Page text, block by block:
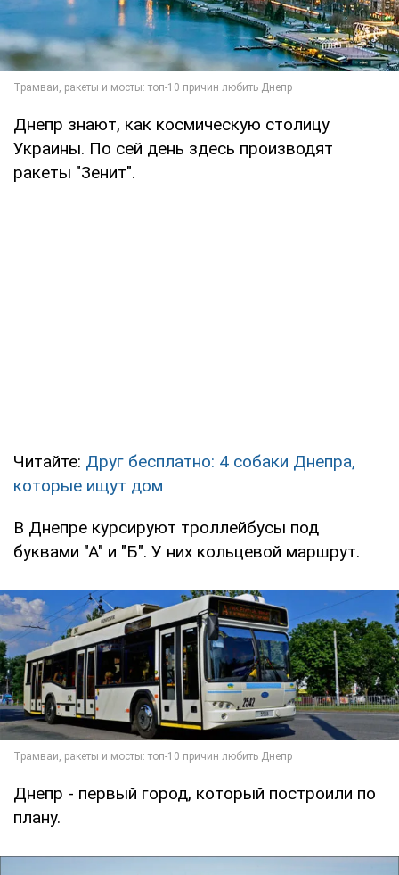
Днепр знают, как космическую столицу
Украины. По сей день здесь производят
ракеты "Зенит".
Читайте: Друг бесплатно: 4 собаки Днепра,
которые ищут дом
В Днепре курсируют троллейбусы под
буквами "А" и "Б". У них кольцевой маршрут.
Днепр - первый город, который построили по
плану.